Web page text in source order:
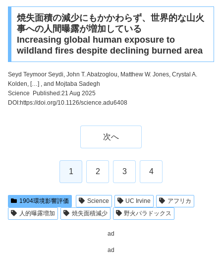
焼失面積の減少にもかかわらず、世界的な山火
事への人間曝露が増加している
Increasing global human exposure to
wildland fires despite declining burned area
Seyd Teymoor Seydi, John T. Abatzoglou, Matthew W. Jones, Crystal A.
Kolden, […] , and Mojtaba Sadegh
Science Published:21 Aug 2025
DOI:https://doi.org/10.1126/science.adu6408
次へ
1 2 3 4
1904環境影響評価 Science UC Irvine
アフリカ
人的曝露増加
焼失面積減少 野火パラドックス
ad
ad